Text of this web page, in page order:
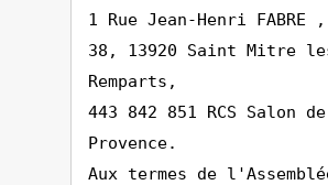
1 Rue Jean-Henri FABRE
38, 13920 Saint Mitre
Remparts,
443 842 851 RCS Salon de
Provence.
Aux termes de